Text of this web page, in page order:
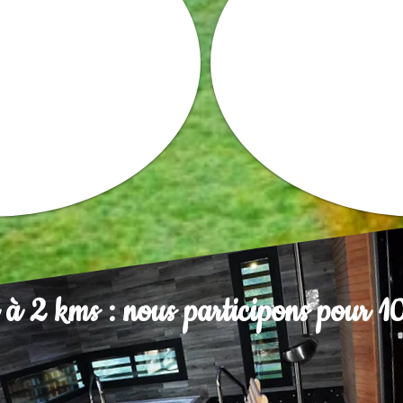
2 kms : nous participons pour